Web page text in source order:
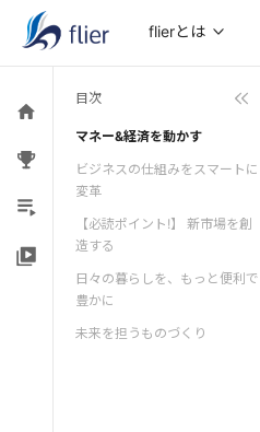
flierとは
目次
マネー&経済を動かす
ビジネスの仕組みをスマートに
変革
【必読ポイント!】 新市場を創
造する
日々の暮らしを、もっと便利で
豊かに
未来を担うものづくり